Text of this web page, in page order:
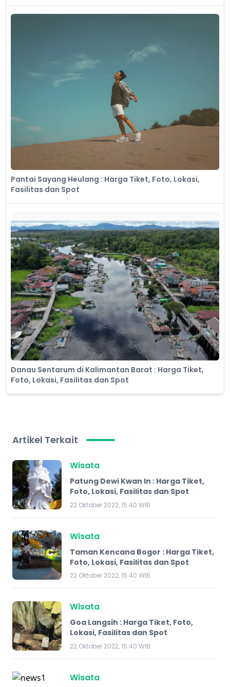
Pantai Sayang Heulang : Harga Tiket, Foto, Lokasi,
Fasilitas dan Spot
Danau Sentarum di Kalimantan Barat : Harga Tiket,
Foto, Lokasi, Fasilitas dan Spot
Artikel Terkait
Wisata
Patung Dewi Kwan In : Harga Tiket,
Foto, Lokasi, Fasilitas dan Spot
22 Oktober 2022, 15:40 WIB
Wisata
Taman Kencana Bogor : Harga Tiket,
Foto, Lokasi, Fasilitas dan Spot
22 Oktober 2022, 15:40 WIB
Wisata
Goa Langsih : Harga Tiket, Foto,
Lokasi, Fasilitas dan Spot
22 Oktober 2022, 15:40 WIB
Wisata